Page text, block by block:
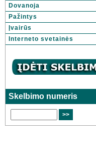
Dovanoja
Pažintys
Įvairūs
Interneto svetainės
Skelbimo numeris